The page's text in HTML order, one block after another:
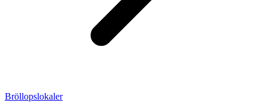
Bröllopslokaler